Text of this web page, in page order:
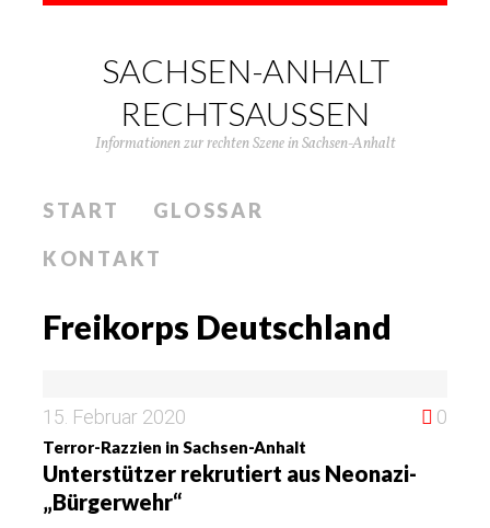
SACHSEN-ANHALT
RECHTSAUSSEN
Informationen zur rechten Szene in Sachsen-Anhalt
START
GLOSSAR
KONTAKT
Freikorps Deutschland
15. Februar 2020 0
Terror-Razzien in Sachsen-Anhalt
Unterstützer rekrutiert aus Neonazi-
„Bürgerwehr“